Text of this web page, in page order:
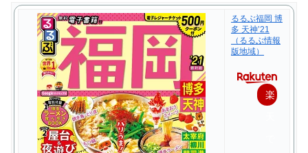
るるぶ福岡 博
多 天神’21
（るるぶ情報
版地域）
楽